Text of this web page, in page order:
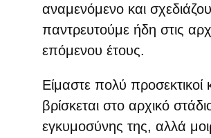
αναμενόμενο και
παντρευτούμε ήδη στις
επόμενου έτους.
Είμαστε πολύ προσεκτικοί
βρίσκεται στο αρχικό
εγκυμοσύνης της, αλλά